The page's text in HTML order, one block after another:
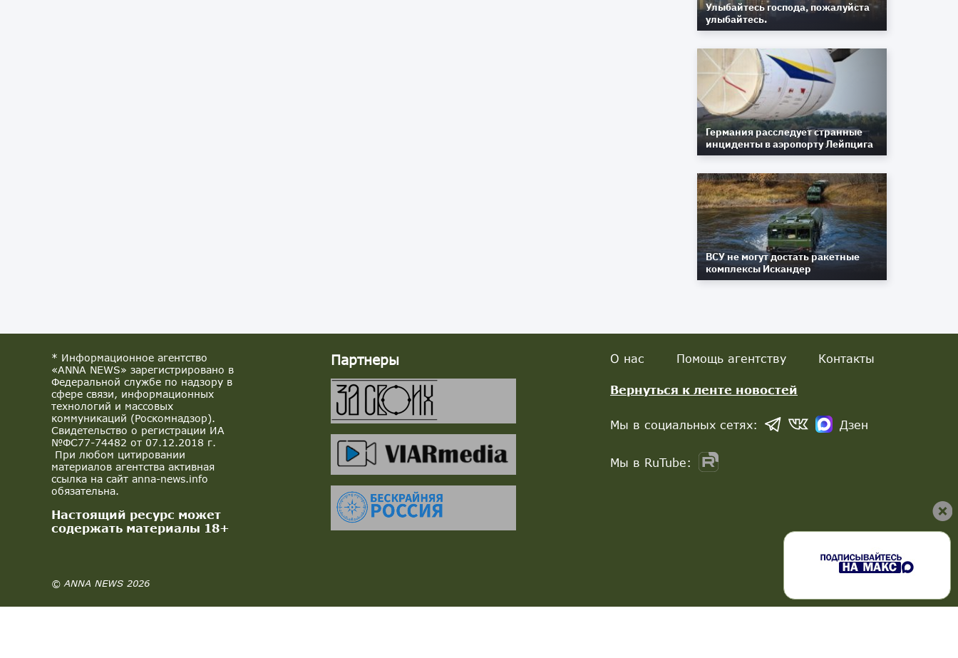
Улыбайтесь господа, пожалуйста
улыбайтесь.
Германия расследует странные
инциденты в аэропорту Лейпцига
ВСУ не могут достать ракетные
комплексы Искандер
* Информационное агентство
«ANNA NEWS» зарегистрировано в
Федеральной службе по надзору в
сфере связи, информационных
технологий и массовых
коммуникаций (Роскомнадзор).
Свидетельство о регистрации ИА
№ФС77-74482 от 07.12.2018 г.
При любом цитировании
материалов агентства активная
ссылка на сайт anna-news.info
обязательна.
Настоящий ресурс может
содержать материалы 18+
© ANNA NEWS 2026
Партнеры О нас Помощь агентству Контакты
Вернуться к ленте новостей
Мы в социальных сетях: Дзен
Мы в RuTube: